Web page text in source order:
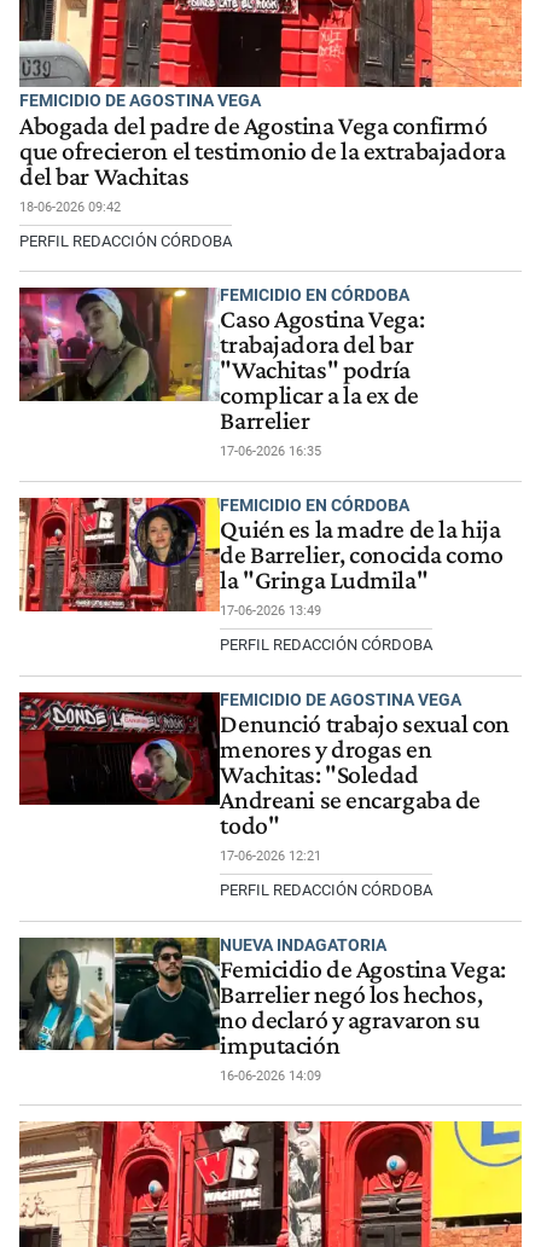
FEMICIDIO DE AGOSTINA VEGA
Abogada del padre de Agostina Vega confirmó
que ofrecieron el testimonio de la extrabajadora
del bar Wachitas
18-06-2026 09:42
PERFIL REDACCIÓN CÓRDOBA
FEMICIDIO EN CÓRDOBA
Caso Agostina Vega:
trabajadora del bar
"Wachitas" podría
complicar a la ex de
Barrelier
17-06-2026 16:35
FEMICIDIO EN CÓRDOBA
Quién es la madre de la hija
de Barrelier, conocida como
la "Gringa Ludmila"
17-06-2026 13:49
PERFIL REDACCIÓN CÓRDOBA
FEMICIDIO DE AGOSTINA VEGA
Denunció trabajo sexual con
menores y drogas en
Wachitas: "Soledad
Andreani se encargaba de
todo"
17-06-2026 12:21
PERFIL REDACCIÓN CÓRDOBA
NUEVA INDAGATORIA
Femicidio de Agostina Vega:
Barrelier negó los hechos,
no declaró y agravaron su
imputación
16-06-2026 14:09